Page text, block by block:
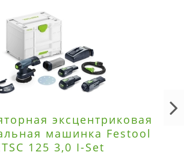
эксцентриковая
машинка Festool
125 3,0 I-Set